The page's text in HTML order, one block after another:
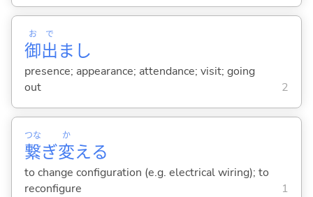
御
お
出
で
まし
presence; appearance; attendance; visit; going
out
2
繋
つな
ぎ変
か
える
to change configuration (e.g. electrical wiring); to
reconfigure
1